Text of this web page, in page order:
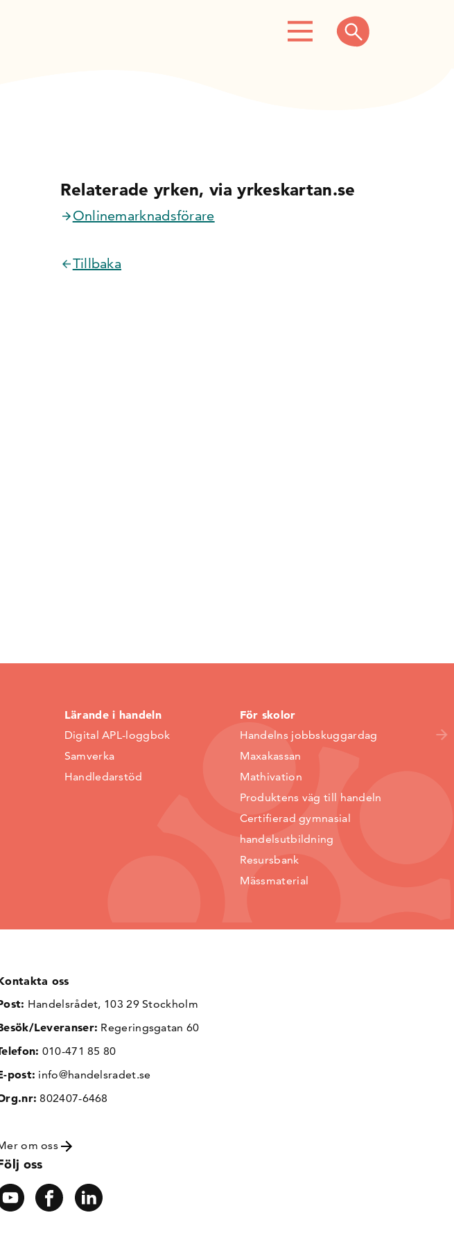
Relaterade yrken, via yrkeskartan.se
Onlinemarknadsförare
Tillbaka
Lärande i handeln
Digital APL-loggbok
Samverka
Handledarstöd
För skolor
Handelns jobbskuggardag
Maxakassan
Mathivation
Produktens väg till handeln
Certifierad gymnasial
handelsutbildning
Resursbank
Mässmaterial
oss
Handelsrådet, 103 29 Stockholm
Leveranser: Regeringsgatan 60
010-471 85 80
post: info@handelsradet.se
802407-6468
om oss
oss